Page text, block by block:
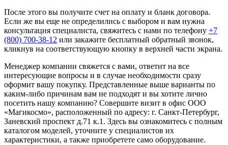
После этого вы получите счет на оплату и бланк договора.
Если же вы еще не определились с выбором и вам нужна
консультация специалиста, свяжитесь с нами по телефону +7
(800) 700-38-12 или закажите бесплатный обратный звонок,
кликнув на соответствующую кнопку в верхней части экрана.
Менеджер компании свяжется с вами, ответит на все
интересующие вопросы и в случае необходимости сразу
оформит вашу покупку. Представленные выше варианты по
каким-либо причинам вам не подходят и вы хотите лично
посетить нашу компанию? Совершите визит в офис ООО
«Магикосмо», расположенный по адресу: г. Санкт-Петербург,
Заневский проспект д.71 к.1. Здесь вы ознакомитесь с полным
каталогом моделей, уточните у специалистов их
характеристики, а также приобретете само оборудование.